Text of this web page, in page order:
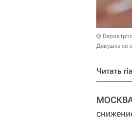
©
Девушка со
Читать